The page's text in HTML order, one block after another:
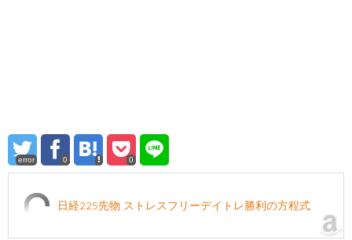
error 0 0
日経225先物 ストレスフリーデイトレ勝利の方程式